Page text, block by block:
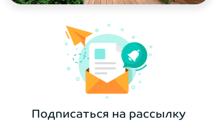
Подписаться на рассылку